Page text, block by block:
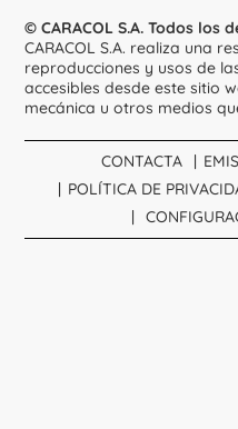
© CARACOL S.A. Todos los
CARACOL S.A. realiza una
reproducciones y usos de
accesibles desde este sitio
mecánica u otros medios
CONTACTA
POLÍTICA DE